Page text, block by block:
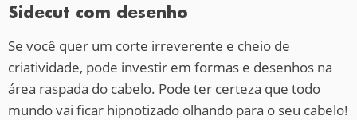
Sidecut com desenho
Se você quer um corte irreverente e cheio de
criatividade, pode investir em formas e desenhos na
área raspada do cabelo. Pode ter certeza que todo
mundo vai ficar hipnotizado olhando para o seu cabelo!